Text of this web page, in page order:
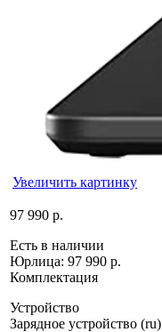
Увеличить картинку
97 990 р.
Есть в наличии
Юрлица: 97 990 р.
Комплектация
Устройство
Зарядное устройство (ru)